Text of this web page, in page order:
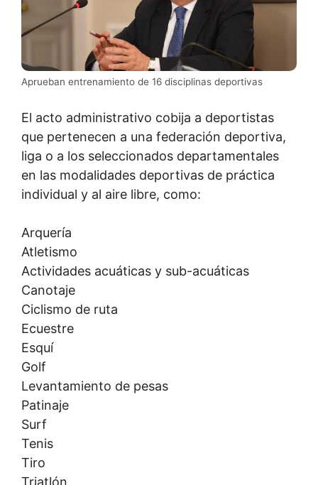
Aprueban entrenamiento de 16 disciplinas deportivas
El acto administrativo cobija a deportistas
que pertenecen a una federación deportiva,
liga o a los seleccionados departamentales
en las modalidades deportivas de práctica
individual y al aire libre, como:
Arquería
Atletismo
Actividades acuáticas y sub-acuáticas
Canotaje
Ciclismo de ruta
Ecuestre
Esquí
Golf
Levantamiento de pesas
Patinaje
Surf
Tenis
Tiro
Triatlón